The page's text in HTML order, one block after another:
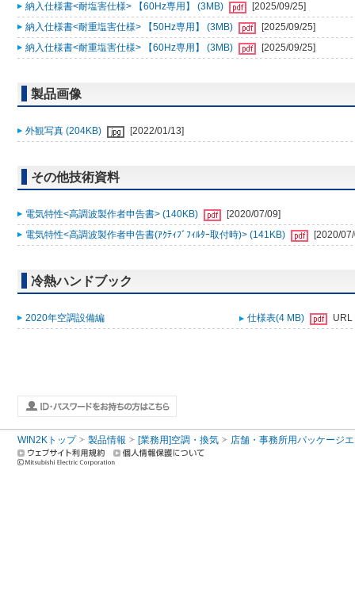
納入仕様書<耐塩害仕様> 【60Hz専用】 (3MB)
[2025/09/25]
納入仕様書<耐重塩害仕様> 【50Hz専用】 (3MB)
[2025/09/25]
納入仕様書<耐重塩害仕様> 【60Hz専用】 (3MB)
[2025/09/25]
製品画像
外観写真 (204KB) [2022/01/13]
その他技術資料
電気特性<高調波製作者申告書> (140KB)
[2020/07/09]
電気特性<高調波製作者申告書(ｱｸﾃｨﾌﾞﾌｨﾙﾀｰ取付時)> (141KB)
[2020/
冷熱ハンドブック
2020年空調設備編 仕様表(4 MB) URL
WIN2Kトップ 製品情報 [業務用]空調・換気 店舗・事務所用パッケージ